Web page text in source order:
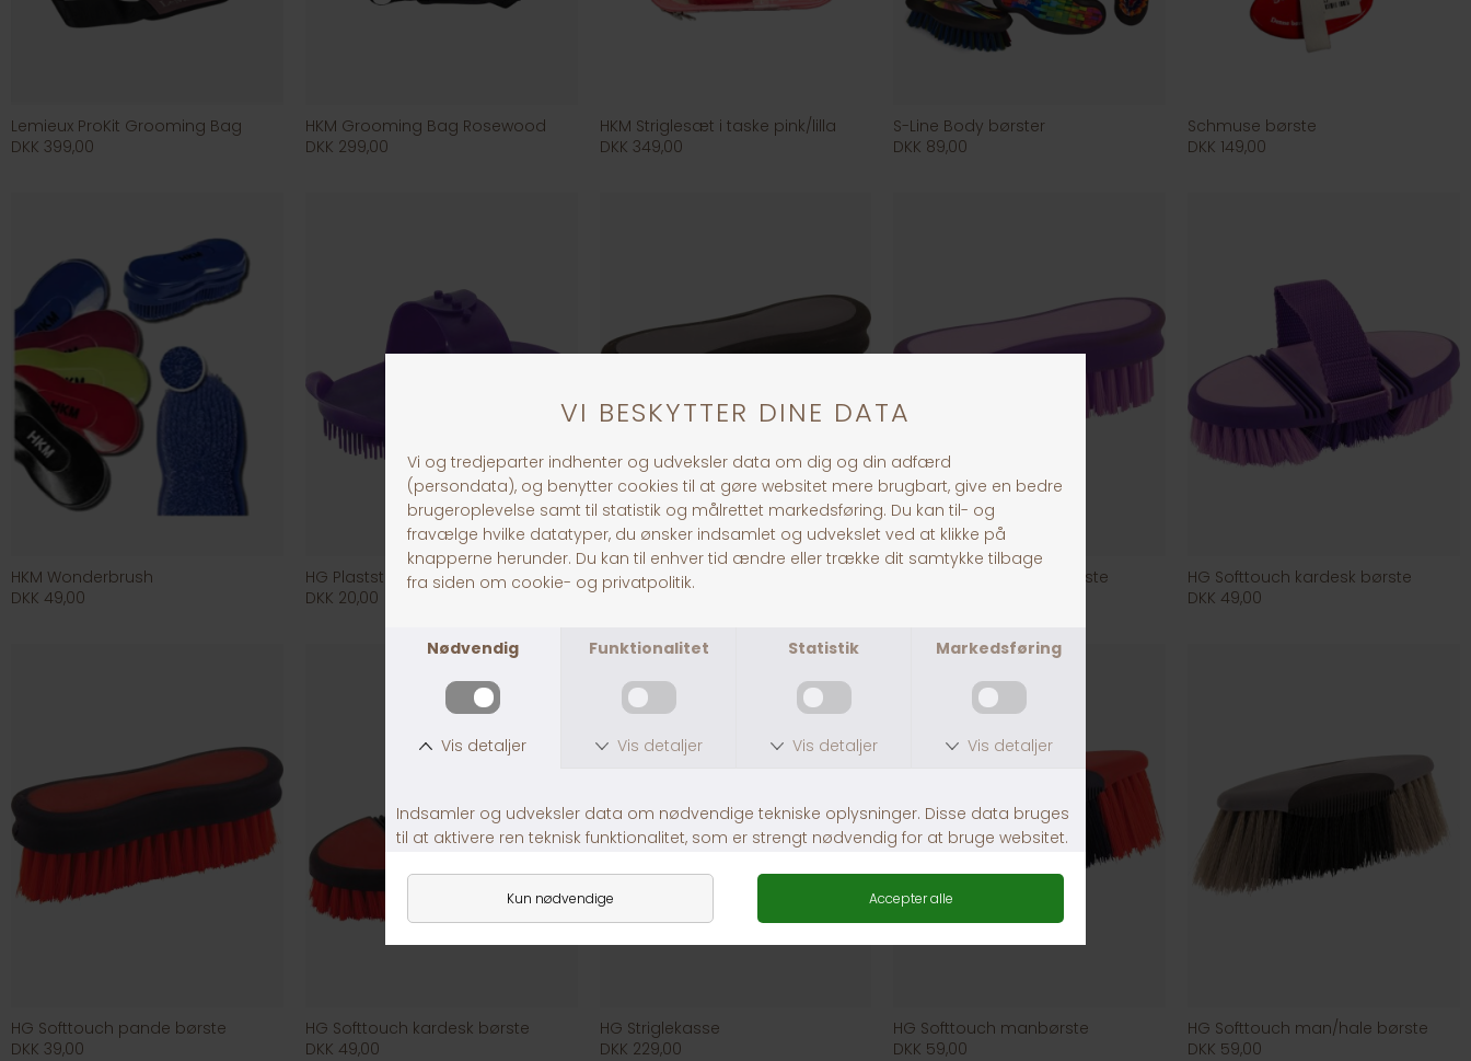
Lemieux ProKit Grooming Bag
DKK 399,00
HKM Grooming Bag Rosewood
DKK 299,00
HKM Striglesæt i taske pink/lilla
DKK 349,00
S-Line Body børster
DKK 89,00
Schmuse børste
DKK 149,00
HKM Wonderbrush
DKK 49,00
HG Plaststrigle
DKK 20,00
HG Softtouch pande børste
DKK 39,00
HG Softtouch pande børste
HG Softtouch kardesk børste
DKK 49,00
HG Softtouch pande børste
DKK 39,00
HG Softtouch kardesk børste
DKK 49,00
HG Striglekasse
DKK 229,00
HG Softtouch manbørste
DKK 59,00
HG Softtouch man/hale børste
DKK 59,00